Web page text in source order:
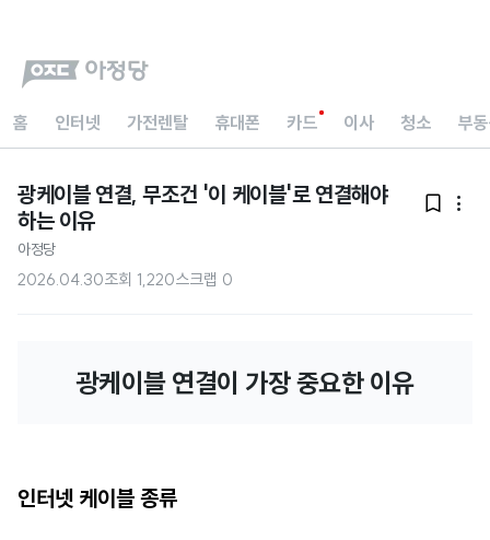
홈 인터넷 가전렌탈 휴대폰 카드 이사 청소 부
광케이블 연결, 무조건 '이 케이블'로 연결해야
하는 이유
 
아정당
2026.04.30조회 1,220스크랩 0
광케이블 연결이 가장 중요한 이유
인터넷 케이블 종류